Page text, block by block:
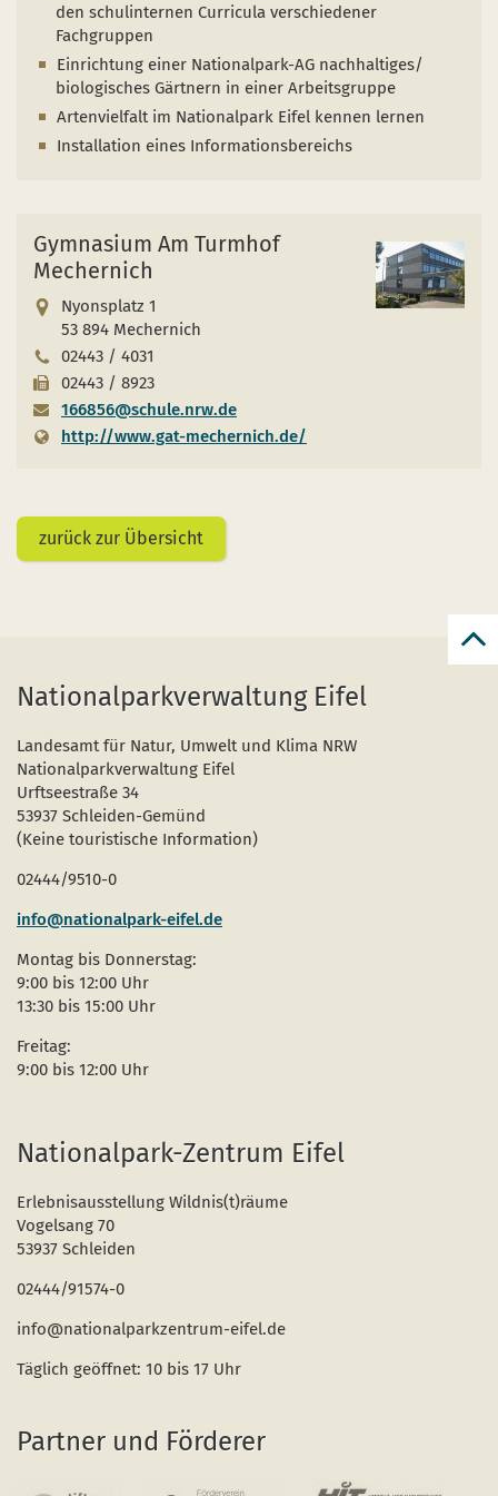
Naturentwicklung
Absterbende Fichten machen Platz für heimische
Der Wolf kehrt zurück
Kinder, Jugendliche und Familien
Schulen und Kitas
Barrierefrei unterwegs
Sternenpark
Start- und Treffpunkte
Nationalpark-Kitas
Bücher und Karten
Kurzfilme
Afrikanische Schweinepest
FAQ
den schulinternen Curricula verschiedener
Fachgruppen
Einrichtung einer Nationalpark-AG nachhaltiges/
biologisches Gärtnern in einer Arbeitsgruppe
Artenvielfalt im Nationalpark Eifel kennen lernen
Installation eines Informationsbereichs
Gymnasium Am Turmhof
Mechernich
Nyonsplatz 1
53 894 Mechernich
02443 / 4031
02443 / 8923
166856@schule.nrw.de
http://www.gat-mechernich.de/
zurück zur Übersicht
Nationalparkverwaltung Eifel
Landesamt für Natur, Umwelt und Klima NRW
Nationalparkverwaltung Eifel
Urftseestraße 34
53937 Schleiden-Gemünd
(Keine touristische Information)
02444/9510-0
info@nationalpark-eifel.de
Montag bis Donnerstag:
9:00 bis 12:00 Uhr
13:30 bis 15:00 Uhr
Freitag:
9:00 bis 12:00 Uhr
Nationalpark-Zentrum Eifel
Erlebnisausstellung Wildnis(t)räume
Vogelsang 70
53937 Schleiden
02444/91574-0
info@nationalparkzentrum-eifel.de
Täglich geöffnet: 10 bis 17 Uhr
Partner und Förderer